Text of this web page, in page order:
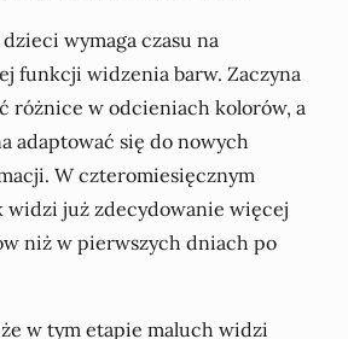
wymaga czasu na
funkcji widzenia barw. Zaczyna
różnice w odcieniach kolorów, a
adaptować się do nowych
W czteromiesięcznym
widzi już zdecydowanie więcej
niż w pierwszych dniach po
w tym etapie maluch widzi